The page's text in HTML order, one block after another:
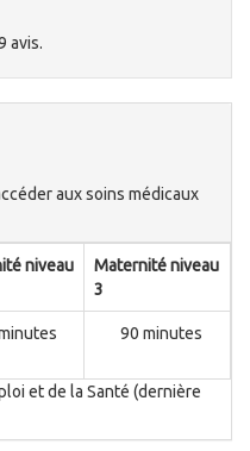
avis.
aux soins médicaux
niveau
Maternité niveau
3
90 minutes
et de la Santé (dernière